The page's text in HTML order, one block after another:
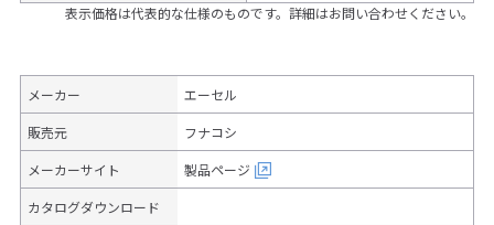
表示価格は代表的な仕様のものです。詳細はお問い合わせください。
メーカー エーセル
販売元 フナコシ
メーカーサイト 製品ページ
カタログダウンロード